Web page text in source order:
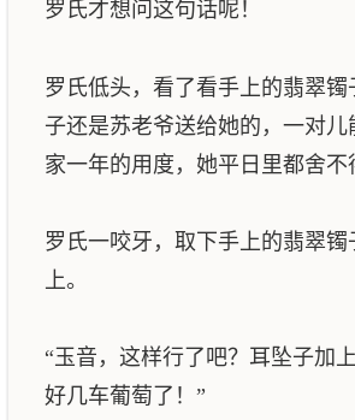
罗氏才想问这句话呢！
罗氏低头，看了看手上的翡翠镯
子还是苏老爷送给她的，一对儿
家一年的用度，她平日里都舍不
罗氏一咬牙，取下手上的翡翠镯
上。
“玉音，这样行了吧？耳坠子加
好几车葡萄了！”